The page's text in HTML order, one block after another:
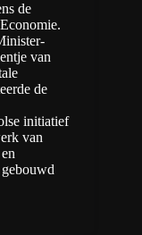
de
van
de
initiatief
van